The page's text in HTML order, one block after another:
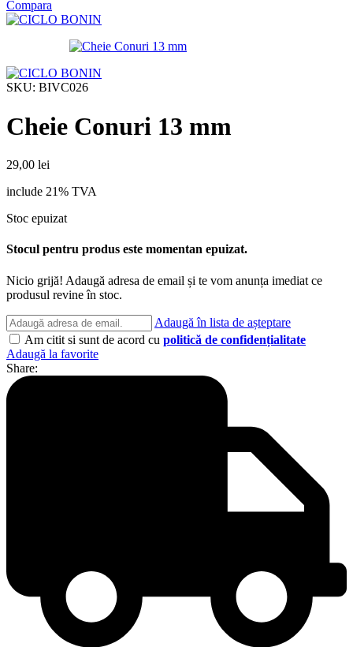
Compara
SKU: BIVC026
Cheie Conuri 13 mm
29,00 lei
include 21% TVA
Stoc epuizat
Stocul pentru produs este momentan epuizat.
Nicio grijă! Adaugă adresa de email și te vom anunța imediat ce
produsul revine în stoc.
Adaugă în lista de așteptare
Am citit si sunt de acord cu politică de confidențialitate
Adaugă la favorite
Share: